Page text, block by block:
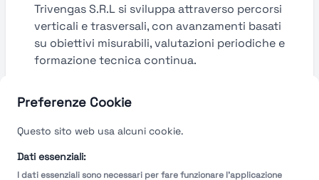
Preferenze Cookie
Questo sito web usa alcuni cookie.
Dati essenziali:
I dati essenziali sono necessari per fare funzionare l'applicazione
Trivengas S.R.L si sviluppa attraverso percorsi
verticali e trasversali, con avanzamenti basati
su obiettivi misurabili, valutazioni periodiche e
formazione tecnica continua.
Guarda le valutazioni →